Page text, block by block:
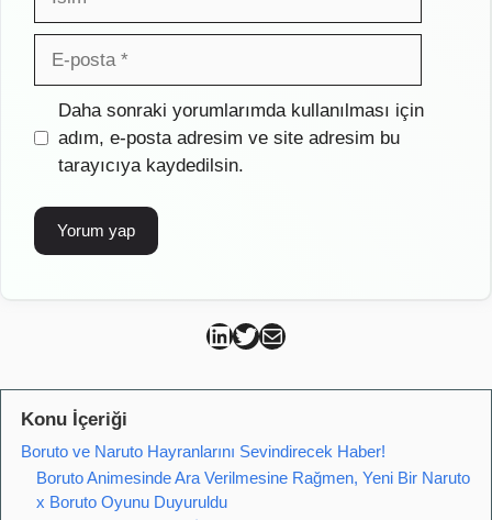
posta
İnternet
sitesi
Daha sonraki yorumlarımda kullanılması için
adım, e-posta adresim ve site adresim bu
tarayıcıya kaydedilsin.
Can Kütahya Linkedin
Can Kütahya Twitter
Can Kütahya Mail
Konu İçeriği
Boruto ve Naruto Hayranlarını Sevindirecek Haber!
Boruto Animesinde Ara Verilmesine Rağmen, Yeni Bir Naruto
x Boruto Oyunu Duyuruldu